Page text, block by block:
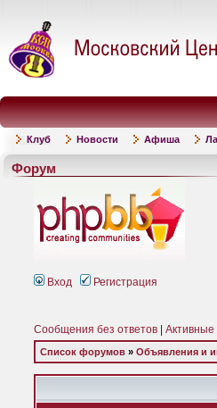
Клуб Новости Афиша
Форум
Вход Регистрация
Сообщения без ответов
Список форумов » Объявления и